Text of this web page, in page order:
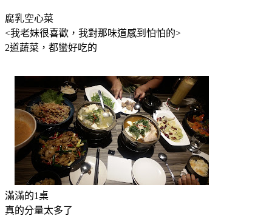
腐乳空心菜
<我老妹很喜歡，我對那味道感到怕怕的>
2道蔬菜，都蠻好吃的
滿滿的1桌
真的分量太多了